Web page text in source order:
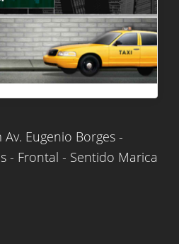
Eugenio Borges -
- Frontal - Sentido Marica